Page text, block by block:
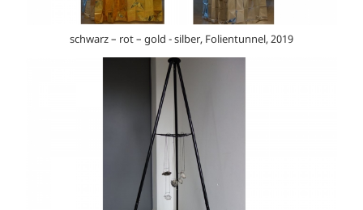
schwarz – rot – gold - silber, Folientunnel, 2019